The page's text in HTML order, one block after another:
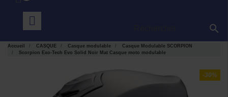

Accueil CASQUE Casque modulable
Casque Modulable SCORPION
Scorpion Exo-Tech Evo Solid Noir Mat Casque moto modulable
-30%